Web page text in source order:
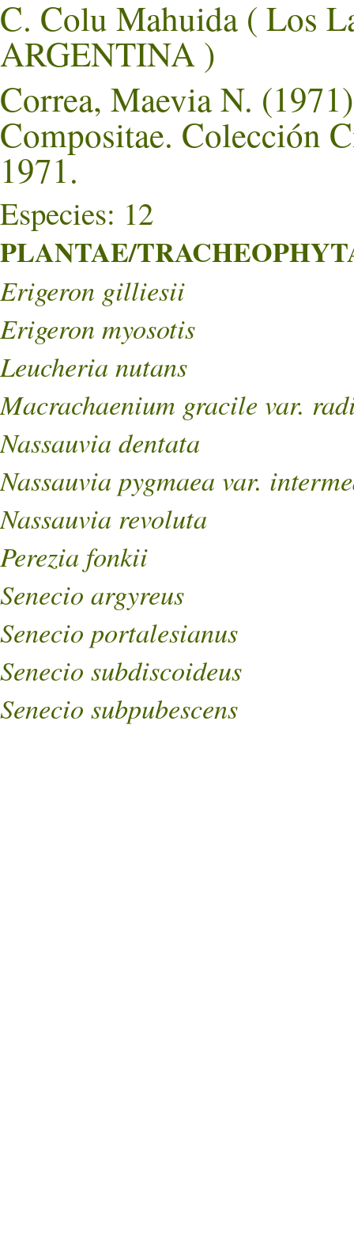
C. Colu Mahuida ( Los
ARGENTINA )
Correa, Maevia N.
Compositae. Colección
1971.
Especies: 12
PLANTAE/
Erigeron gilliesii
Erigeron myosotis
Leucheria nutans
Macrachaenium gracile var.
Nassauvia dentata
Nassauvia pygmaea var.
Nassauvia revoluta
Perezia fonkii
Senecio argyreus
Senecio portalesianus
Senecio subdiscoideus
Senecio subpubescens